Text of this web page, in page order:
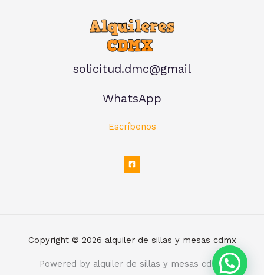
solicitud.dmc@gmail
WhatsApp
Escríbenos
Copyright © 2026 alquiler de sillas y mesas cdmx
Powered by alquiler de sillas y mesas cdmx